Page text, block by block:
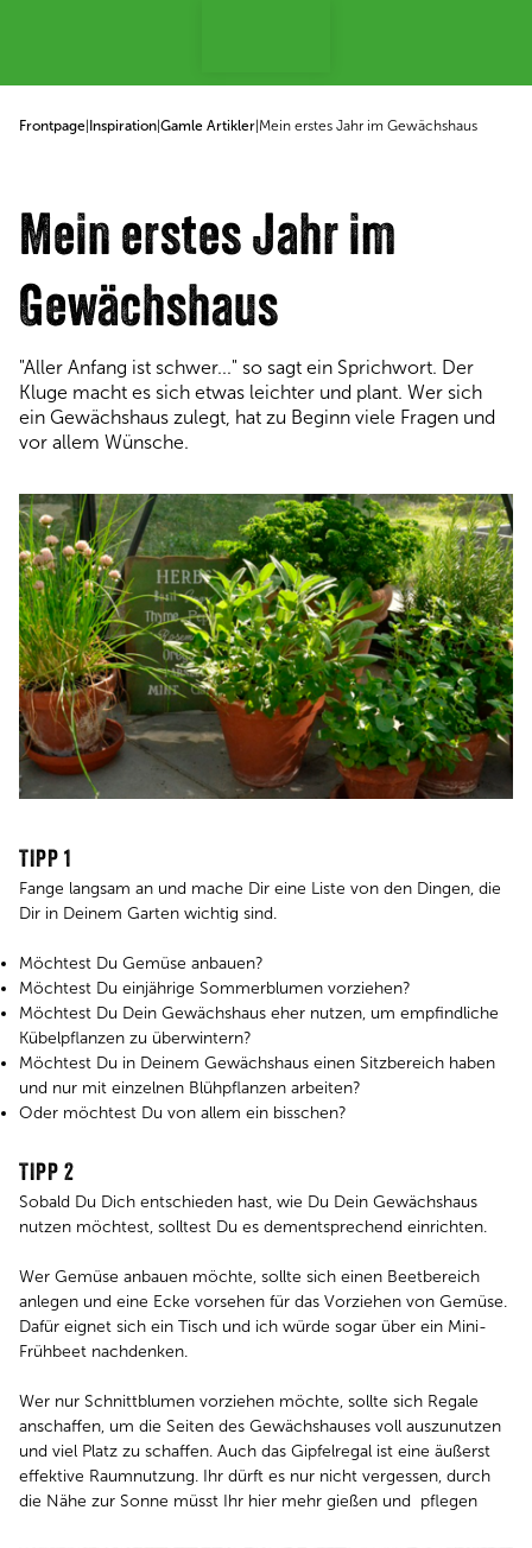
Frontpage Inspiration Gamle Artikler Mein erstes Jahr im Gewächshaus
Mein erstes Jahr im
Gewächshaus
"Aller Anfang ist schwer..." so sagt ein Sprichwort. Der
Kluge macht es sich etwas leichter und plant. Wer sich
ein Gewächshaus zulegt, hat zu Beginn viele Fragen und
vor allem Wünsche.
TIPP 1
Fange langsam an und mache Dir eine Liste von den Dingen, die
Dir in Deinem Garten wichtig sind.
Möchtest Du Gemüse anbauen?
Möchtest Du einjährige Sommerblumen vorziehen?
Möchtest Du Dein Gewächshaus eher nutzen, um empfindliche
Kübelpflanzen zu überwintern?
Möchtest Du in Deinem Gewächshaus einen Sitzbereich haben
und nur mit einzelnen Blühpflanzen arbeiten?
Oder möchtest Du von allem ein bisschen?
TIPP 2
Sobald Du Dich entschieden hast, wie Du Dein Gewächshaus
nutzen möchtest, solltest Du es dementsprechend einrichten.
Wer Gemüse anbauen möchte, sollte sich einen Beetbereich
anlegen und eine Ecke vorsehen für das Vorziehen von Gemüse.
Dafür eignet sich ein Tisch und ich würde sogar über ein Mini-
Frühbeet nachdenken.
Wer nur Schnittblumen vorziehen möchte, sollte sich Regale
anschaffen, um die Seiten des Gewächshauses voll auszunutzen
und viel Platz zu schaffen. Auch das Gipfelregal ist eine äußerst
effektive Raumnutzung. Ihr dürft es nur nicht vergessen, durch
die Nähe zur Sonne müsst Ihr hier mehr gießen und pflegen